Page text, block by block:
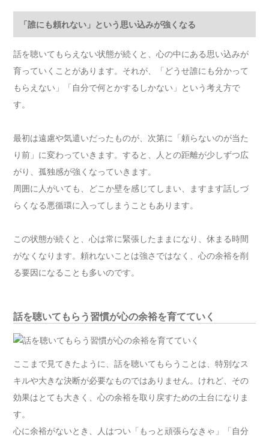
「誰にも頼れない」という思い込みが強くなる
話を聴いてもらえない状態が続くと、心の中にある思い込みが
育っていくことがあります。それが、「どうせ誰にも分かって
もらえない」「自分で何とかするしかない」という考え方で
す。
最初は遠慮や気遣いだったものが、次第に「頼らないのが当た
り前」に変わっていきます。すると、人との距離が少しずつ広
がり、孤独感が強くなっていきます。
周囲に人がいても、どこか壁を感じてしまい、ますます話しづ
らくなる悪循環に入ってしまうこともあります。
この状態が続くと、心は常に緊張したままになり、休まる時間
がなくなります。頼れないことは強さではなく、心の余裕を削
る要因になることも多いのです。
話を聴いてもらう習慣が心の余裕を育てていく
ここまで見てきたように、話を聴いてもらうことは、特別なス
キルや大きな決断が必要なものではありません。けれど、その
効果はとても大きく、心の余裕を取り戻すための土台になりま
す。
心に余裕がないとき、人はつい「もっと頑張らなきゃ」「自分